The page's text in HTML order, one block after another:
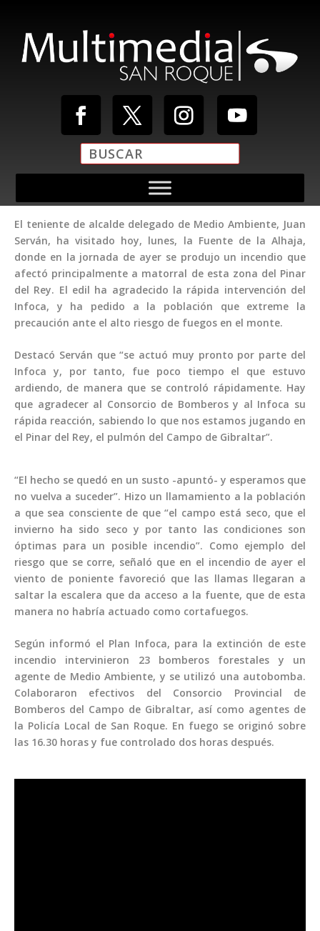
El teniente de alcalde delegado de Medio Ambiente, Juan
Serván, ha visitado hoy, lunes, la Fuente de la Alhaja,
donde en la jornada de ayer se produjo un incendio que
afectó principalmente a matorral de esta zona del Pinar
del Rey. El edil ha agradecido la rápida intervención del
Infoca, y ha pedido a la población que extreme la
precaución ante el alto riesgo de fuegos en el monte.
Destacó Serván que “se actuó muy pronto por parte del
Infoca y, por tanto, fue poco tiempo el que estuvo
ardiendo, de manera que se controló rápidamente. Hay
que agradecer al Consorcio de Bomberos y al Infoca su
rápida reacción, sabiendo lo que nos estamos jugando en
el Pinar del Rey, el pulmón del Campo de Gibraltar”.
“El hecho se quedó en un susto -apuntó- y esperamos que
no vuelva a suceder”. Hizo un llamamiento a la población
a que sea consciente de que “el campo está seco, que el
invierno ha sido seco y por tanto las condiciones son
óptimas para un posible incendio”. Como ejemplo del
riesgo que se corre, señaló que en el incendio de ayer el
viento de poniente favoreció que las llamas llegaran a
saltar la escalera que da acceso a la fuente, que de esta
manera no habría actuado como cortafuegos.
Según informó el Plan Infoca, para la extinción de este
incendio intervinieron 23 bomberos forestales y un
agente de Medio Ambiente, y se utilizó una autobomba.
Colaboraron efectivos del Consorcio Provincial de
Bomberos del Campo de Gibraltar, así como agentes de
la Policía Local de San Roque. En fuego se originó sobre
las 16.30 horas y fue controlado dos horas después.